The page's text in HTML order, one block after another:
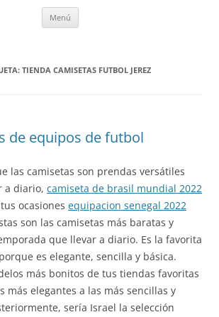
Menú
TIENDA CAMISETAS FUTBOL JEREZ
de equipos de futbol
las camisetas son prendas versátiles
a diario, camiseta de brasil mundial 2022
ocasiones equipacion senegal 2022
son las camisetas más baratas y
que llevar a diario. Es la favorita
es elegante, sencilla y básica.
más bonitos de tus tiendas favoritas
más elegantes a las más sencillas y
sería Israel la selección